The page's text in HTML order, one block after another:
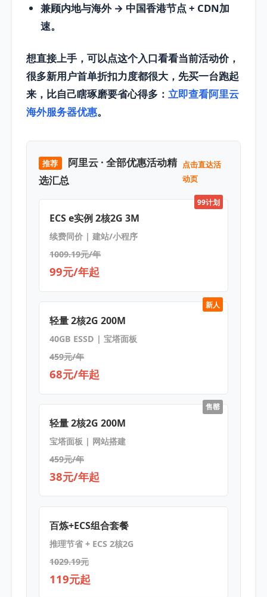
兼顾内地与海外 → 中国香港节点 + CDN加
速。
想直接上手，可以点这个入口看看当前活动价，
很多新用户首单折扣力度都很大，先买一台跑起
来，比自己瞎琢磨要省心得多： 立即查看阿里云
海外服务器优惠。
推荐
阿里云 · 全部优惠活动精
选汇总
点击直达活
动页
99计划
ECS e实例 2核2G 3M
续费同价 | 建站/小程序
1009.19元/年
99元/年起
新人
轻量 2核2G 200M
40GB ESSD | 宝塔面板
459元/年
68元/年起
售罄
轻量 2核2G 200M
宝塔面板 | 网站搭建
459元/年
38元/年起
百炼+ECS组合套餐
推理节省 + ECS 2核2G
1029.19元
119元起